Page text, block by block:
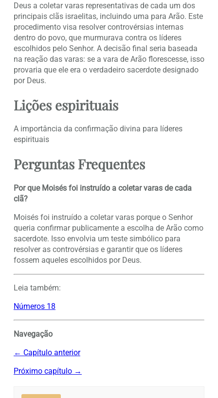
Deus a coletar varas representativas de cada um dos
principais clãs israelitas, incluindo uma para Arão. Este
procedimento visa resolver controvérsias internas
dentro do povo, que murmurava contra os líderes
escolhidos pelo Senhor. A decisão final seria baseada
na reação das varas: se a vara de Arão florescesse, isso
provaria que ele era o verdadeiro sacerdote designado
por Deus.
Lições espirituais
A importância da confirmação divina para líderes
espirituais
Perguntas Frequentes
Por que Moisés foi instruído a coletar varas de cada
clã?
Moisés foi instruído a coletar varas porque o Senhor
queria confirmar publicamente a escolha de Arão como
sacerdote. Isso envolvia um teste simbólico para
resolver as controvérsias e garantir que os líderes
fossem aqueles escolhidos por Deus.
Leia também:
Números 18
Navegação
← Capítulo anterior
Próximo capítulo →